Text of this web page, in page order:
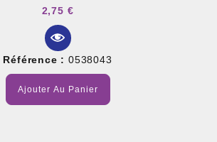
2,75 €
Référence : 0538043
Ajouter Au Panier